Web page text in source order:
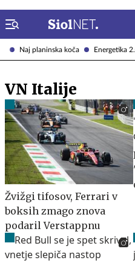
Naj planinska koča Energetika
VN Italije
Žvižgi tifosov, Ferrari v
boksih zmago znova
podaril Verstappnu